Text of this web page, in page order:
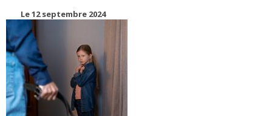
Le 12 septembre 2024